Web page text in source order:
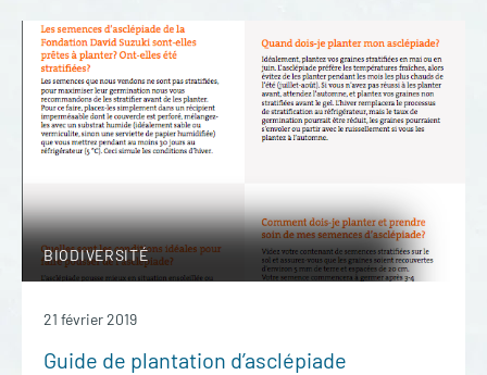
BIODIVERSITÉ
21 février 2019
Guide de plantation d’asclépiade